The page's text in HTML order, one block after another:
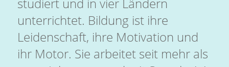
studiert und in vier Ländern
unterrichtet. Bildung ist ihre
Leidenschaft, ihre Motivation und
ihr Motor. Sie arbeitet seit mehr als